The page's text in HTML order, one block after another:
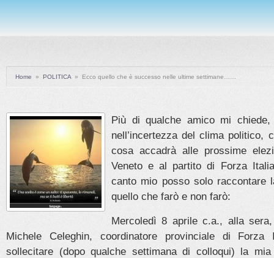
Home » POLITICA » Ecco quello che è successo nelle ultime settimane……
Più di qualche amico mi
nell’incertezza del clima politico,
cosa accadrà alle prossime
Veneto e al partito di Forza
canto mio posso solo raccontare
quello che farò e non farò:
Mercoledì 8 aprile c.a., alla
Michele Celeghin, coordinatore provinciale di Forza
sollecitare (dopo qualche settimana di colloqui) la